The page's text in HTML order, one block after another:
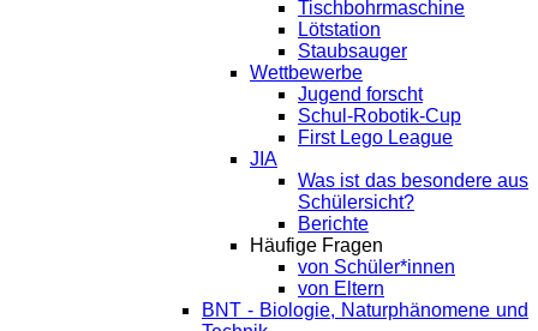
Tischbohrmaschine
Lötstation
Staubsauger
Wettbewerbe
Jugend forscht
Schul-Robotik-Cup
First Lego League
JIA
Was ist das besondere aus
Schülersicht?
Berichte
Häufige Fragen
von Schüler*innen
von Eltern
BNT - Biologie, Naturphänomene und